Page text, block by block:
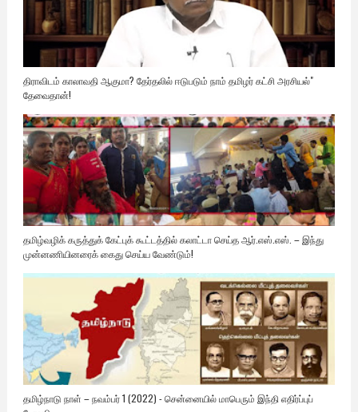
திராவிடம் காலாவதி ஆகுமா? தேர்தலில் ஈடுபடும் நாம் தமிழர் கட்சி அரசியல்"
தேவைதான்!
தமிழ்வழிக் கருத்துக் கேட்புக் கூட்டத்தில் கலாட்டா செய்த ஆர்.எஸ்.எஸ். – இந்து
முன்னணியினரைக் கைது செய்ய வேண்டும்!
தமிழ்நாடு நாள் – நவம்பர் 1 (2022) - சென்னையில் மாபெரும் இந்தி எதிர்ப்புப்